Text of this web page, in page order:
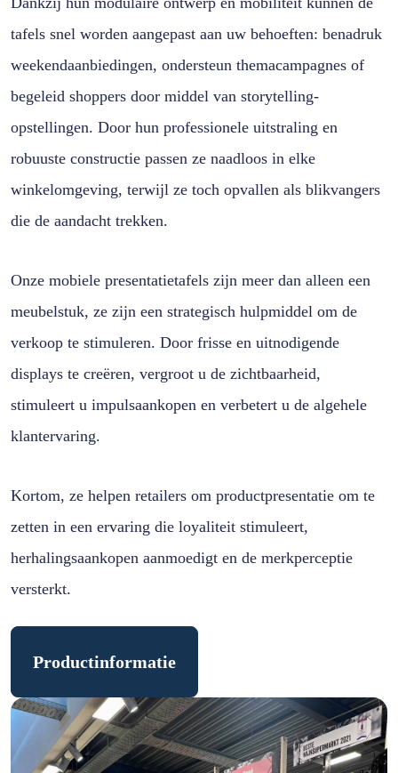
tafels snel worden aangepast aan uw behoeften: benadruk
weekendaanbiedingen, ondersteun themacampagnes of
begeleid shoppers door middel van storytelling-
opstellingen. Door hun professionele uitstraling en
robuuste constructie passen ze naadloos in elke
winkelomgeving, terwijl ze toch opvallen als blikvangers
die de aandacht trekken.
Onze mobiele presentatietafels zijn meer dan alleen een
meubelstuk, ze zijn een strategisch hulpmiddel om de
verkoop te stimuleren. Door frisse en uitnodigende
displays te creëren, vergroot u de zichtbaarheid,
stimuleert u impulsaankopen en verbetert u de algehele
klantervaring.
Kortom, ze helpen retailers om productpresentatie om te
zetten in een ervaring die loyaliteit stimuleert,
herhalingsaankopen aanmoedigt en de merkperceptie
versterkt.
Productinformatie